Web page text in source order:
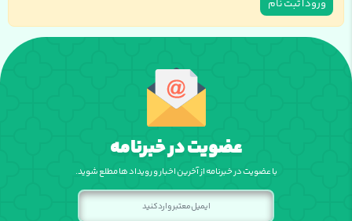
ورود | ثبت نام
عضویت در خبرنامه
با عضویت در خبرنامه از آخرین اخبار و رویداد ها مطلع شوید.